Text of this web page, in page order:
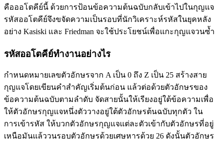
คือออโตคีย์นี้ ด้วยการป้อนข้อความต้นฉบับกลับเข้าไปในกุญแจ
รหัสออโตคีย์จึงขจัดความเป็นรอบที่นักวิเคราะห์รหัสในยุคหลัง
อย่าง Kasiski และ Friedman จะใช้ประโยชน์เพื่อแกะกุญแจวนซ้ำ
รหัสออโตคีย์ทำงานอย่างไร
กำหนดหมายเลขตัวอักษรจาก A เป็น 0 ถึง Z เป็น 25 สร้างสาย
กุญแจโดยเขียนคำสำคัญเริ่มต้นก่อน แล้วต่อด้วยตัวอักษรของ
ข้อความต้นฉบับตามลำดับ จัดสายนั้นให้เรียงอยู่ใต้ข้อความเพื่อ
ให้ตัวอักษรกุญแจหนึ่งตัววางอยู่ใต้ตัวอักษรต้นฉบับทุกตัว ใน
การเข้ารหัส ให้บวกตัวอักษรกุญแจแต่ละตัวเข้ากับตัวอักษรที่อยู่
เหนือมันแล้ววนรอบตัวอักษรด้วยเศษหารด้วย 26 ดังนั้นตัวอักษร